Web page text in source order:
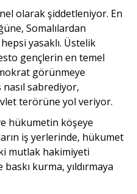
olarak şiddetleniyor. En
Somalılardan
yasaklı. Üstelik
gençlerin en temel
görünmeye
nasıl sabrediyor,
terörüne yol veriyor.
hükumetin köşeye
iş yerle­rinde, hükumet
mutlak hakimiyeti
kurma, yıldırmaya